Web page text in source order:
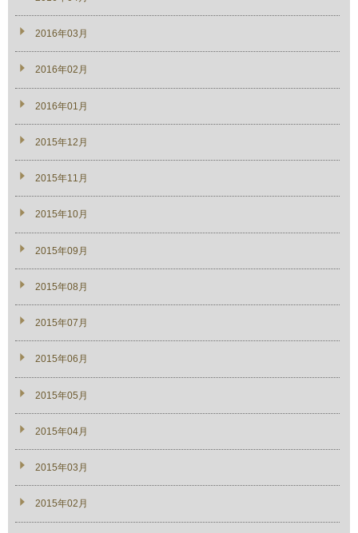
2016年03月
2016年02月
2016年01月
2015年12月
2015年11月
2015年10月
2015年09月
2015年08月
2015年07月
2015年06月
2015年05月
2015年04月
2015年03月
2015年02月